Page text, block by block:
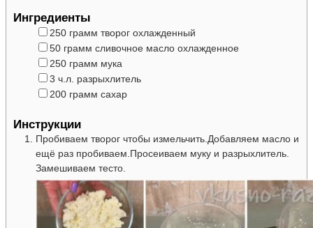
Ингредиенты
▢
250 грамм творог охлажденный
▢
50 грамм сливочное масло охлажденное
▢
250 грамм мука
▢
3 ч.л. разрыхлитель
▢
200 грамм сахар
Инструкции
Пробиваем творог чтобы измельчить. Добавляем масло и
ещё раз пробиваем. Просеиваем муку и разрыхлитель.
Замешиваем тесто.